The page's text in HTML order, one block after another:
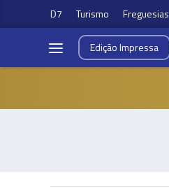
D7 Turismo Freguesias
EdiçãoImpressa